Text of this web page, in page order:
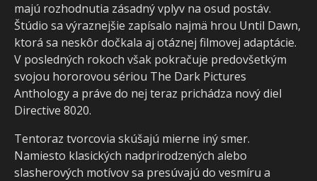
majú rozhodnutia zásadný vplyv na osud postáv.
Štúdio sa výraznejšie zapísalo najmä hrou Until Dawn,
ktorá sa neskôr dočkala aj otáznej filmovej adaptácie.
V posledných rokoch však pokračuje predovšetkým
svojou hororovou sériou The Dark Pictures
Anthology a práve do nej teraz prichádza nový diel
Directive 8020.
Tentoraz tvorcovia skúšajú mierne iný smer.
Namiesto klasických nadprirodzených alebo
slasherových motívov sa presúvajú do vesmíru a